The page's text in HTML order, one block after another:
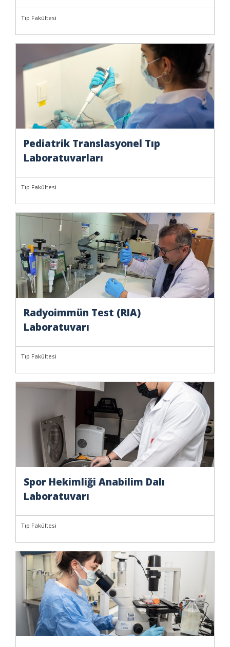
Tıp Fakültesi
Pediatrik Translasyonel Tıp
Laboratuvarları
Tıp Fakültesi
Radyoimmün Test (RIA)
Laboratuvarı
Tıp Fakültesi
Spor Hekimliği Anabilim Dalı
Laboratuvarı
Tıp Fakültesi